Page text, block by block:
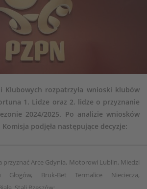
Klubowych rozpatrzyła wnioski klubów
1. Lidze oraz 2. lidze o przyznanie
2024/2025. Po analizie wniosków
Komisja podjęła następujące decyzje:
przyznać Arce Gdynia, Motorowi Lublin, Miedzi
Głogów, Bruk-Bet Termalice Nieciecza,